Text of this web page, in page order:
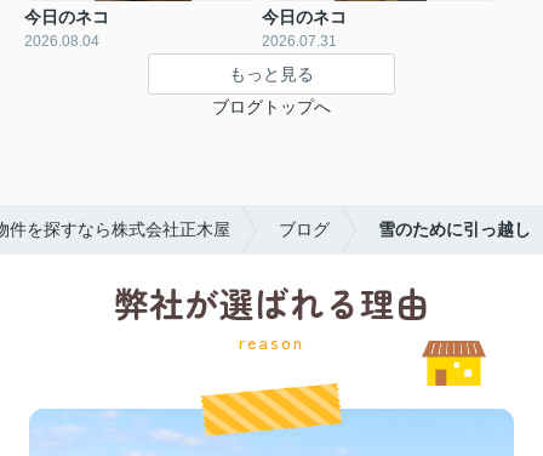
今日のネコ
2026.08.04
今日のネコ
2026.07.31
もっと見る
ブログトップへ
件を探すなら株式会社正木屋 ブログ 雪のために引っ越し
弊社が選ばれる理由
reason